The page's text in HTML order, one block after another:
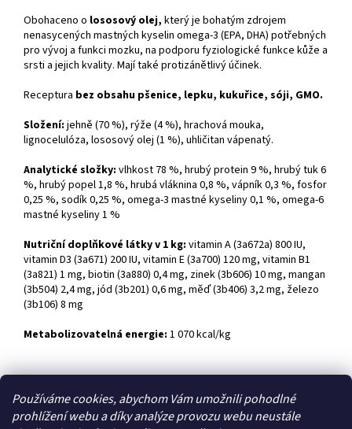
Používáme cookies, abychom Vám umožnili pohodlné
prohlížení webu a díky analýze provozu webu neustále
Obohaceno o lososový olej, který je bohatým zdrojem
nenasycených mastných kyselin omega-3 (EPA, DHA) potřebných
pro vývoj a funkci mozku, na podporu fyziologické funkce kůže a
srsti a jejich kvality. Mají také protizánětlivý účinek.
Receptura bez obsahu pšenice, lepku, kukuřice, sóji, GMO.
Složení: jehně (70 %), rýže (4 %), hrachová mouka,
lignocelulóza, lososový olej (1 %), uhličitan vápenatý.
Analytické složky: vlhkost 78 %, hrubý protein 9 %, hrubý tuk 6
%, hrubý popel 1,8 %, hrubá vláknina 0,8 %, vápník 0,3 %, fosfor
0,25 %, sodík 0,25 %, omega-3 mastné kyseliny 0,1 %, omega-6
mastné kyseliny 1 %
Nutriční doplňkové látky v 1 kg: vitamin A (3a672a) 800 IU,
vitamin D3 (3a671) 200 IU, vitamin E (3a700) 120 mg, vitamin B1
(3a821) 1 mg, biotin (3a880) 0,4 mg, zinek (3b606) 10 mg, mangan
(3b504) 2,4 mg, jód (3b201) 0,6 mg, měď (3b406) 3,2 mg, železo
(3b106) 8 mg
Metabolizovatelná energie: 1 070 kcal/kg
Zboží.cz Heureka.cz